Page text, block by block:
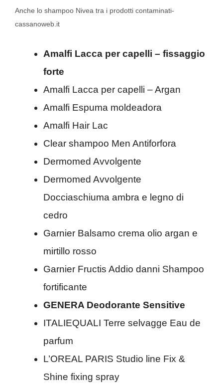
Anche lo shampoo Nivea tra i prodotti contaminati-
cassanoweb.it
Amalfi Lacca per capelli – fissaggio
forte
Amalfi Lacca per capelli – Argan
Amalfi Espuma moldeadora
Amalfi Hair Lac
Clear shampoo Men Antiforfora
Dermomed Avvolgente
Dermomed Avvolgente
Docciaschiuma ambra e legno di
cedro
Garnier Balsamo crema olio argan e
mirtillo rosso
Garnier Fructis Addio danni Shampoo
fortificante
GENERA Deodorante Sensitive
ITALIEQUALI Terre selvagge Eau de
parfum
L’OREAL PARIS Studio line Fix &
Shine fixing spray